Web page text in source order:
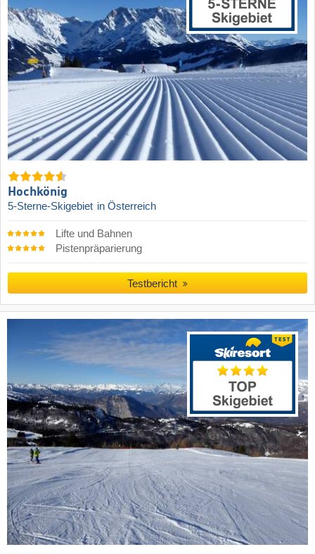
Hochkönig
5-Sterne-Skigebiet in Österreich
Lifte und Bahnen
Pistenpräparierung
Testbericht